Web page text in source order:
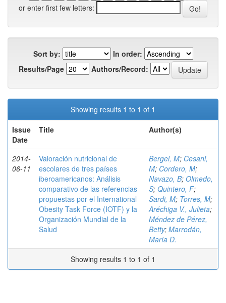
or enter first few letters:
Sort by:
In order:
Results/Page
Authors/Record:
Showing results 1 to 1 of 1
Issue
Date
Title Author(s)
2014-
06-11
Valoración nutricional de
escolares de tres países
iberoamericanos: Análisis
comparativo de las referencias
propuestas por el International
Obesity Task Force (IOTF) y la
Organización Mundial de la
Salud
Bergel, M; Cesani,
M; Cordero, M;
Navazo, B; Olmedo,
S; Quintero, F;
Sardi, M; Torres, M;
Aréchiga V., Julieta;
Méndez de Pérez,
Betty; Marrodán,
María D.
Showing results 1 to 1 of 1